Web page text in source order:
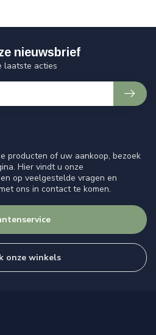
producten of uw aankoop, bezoek
Hier vindt u onze
op veelgestelde vragen en
ons in contact te komen.
onze winkels
nieuwsbrief
laatste acties